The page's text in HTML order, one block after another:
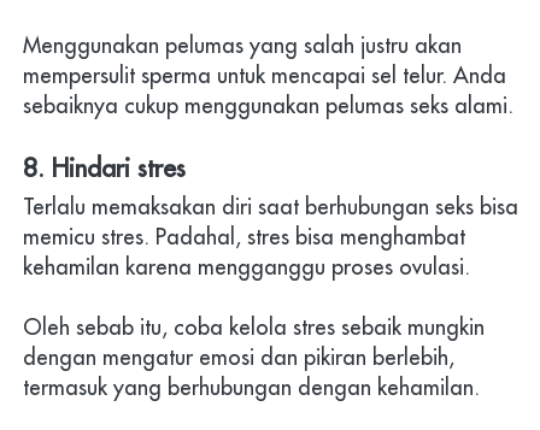
Menggunakan pelumas yang salah justru akan
mempersulit sperma untuk mencapai sel telur. Anda
sebaiknya cukup menggunakan pelumas seks alami.
8. Hindari stres
Terlalu memaksakan diri saat berhubungan seks bisa
memicu stres. Padahal, stres bisa menghambat
kehamilan karena mengganggu proses ovulasi.
Oleh sebab itu, coba kelola stres sebaik mungkin
dengan mengatur emosi dan pikiran berlebih,
termasuk yang berhubungan dengan kehamilan.